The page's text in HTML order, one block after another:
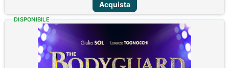
Acquista
DISPONIBILE